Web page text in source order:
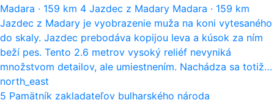
Madara · 159 km 4 Jazdec z Madary Madara · 159 km
Jazdec z Madary je vyobrazenie muža na koni vytesaného
do skaly. Jazdec prebodáva kopijou leva a kúsok za ním
beží pes. Tento 2.6 metrov vysoký reliéf nevyniká
množstvom detailov, ale umiestnením. Nachádza sa totiž…
north_east
5 Pamätník zakladateľov bulharského národa